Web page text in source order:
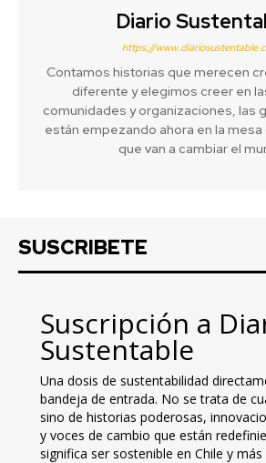
Diario
https://
Contamos historias que merecen
diferente y elegimos creer en
comunidades y organizaciones, las
están empezando ahora en la
que van a cambiar el
SUSCRIBETE
Suscripción a
Sustentable
Una dosis de sustentabilidad
bandeja de entrada. No se trata de
sino de historias poderosas,
y voces de cambio que están
significa ser sostenible en Chile y más